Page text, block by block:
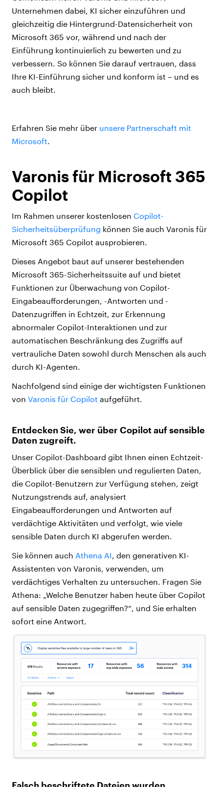
Unternehmen dabei, KI sicher einzuführen und
gleichzeitig die Hintergrund-Datensicherheit von
Microsoft 365 vor, während und nach der
Einführung kontinuierlich zu bewerten und zu
verbessern. So können Sie darauf vertrauen, dass
Ihre KI-Einführung sicher und konform ist – und es
auch bleibt.
Erfahren Sie mehr über unsere Partnerschaft mit
Microsoft
Varonis für Microsoft 365
Copilot
Im Rahmen unserer kostenlosen Copilot-
Sicherheitsüberprüfung können Sie auch Varonis für
Microsoft 365 Copilot ausprobieren.
Dieses Angebot baut auf unserer bestehenden
Microsoft 365-Sicherheitssuite auf und bietet
Funktionen zur Überwachung von Copilot-
Eingabeaufforderungen, -Antworten und -
Datenzugriffen in Echtzeit, zur Erkennung
abnormaler Copilot-Interaktionen und zur
automatischen Beschränkung des Zugriffs auf
vertrauliche Daten sowohl durch Menschen als auch
durch KI-Agenten.
Nachfolgend sind einige der wichtigsten Funktionen
von Varonis für Copilot aufgeführt.
Entdecken Sie, wer über Copilot auf sensible
Daten zugreift.
Unser Copilot-Dashboard gibt Ihnen einen Echtzeit-
Überblick über die sensiblen und regulierten Daten,
die Copilot-Benutzern zur Verfügung stehen, zeigt
Nutzungstrends auf, analysiert
Eingabeaufforderungen und Antworten auf
verdächtige Aktivitäten und verfolgt, wie viele
sensible Daten durch KI abgerufen werden.
Sie können auch Athena AI , den generativen KI-
Assistenten von Varonis, verwenden, um
verdächtiges Verhalten zu untersuchen. Fragen Sie
Athena: „Welche Benutzer haben heute über Copilot
auf sensible Daten zugegriffen?“, und Sie erhalten
sofort eine Antwort.